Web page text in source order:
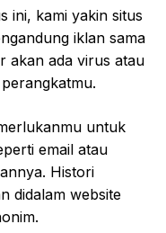
ini, kami yakin situs
iklan sama
akan ada virus atau
untuk
email atau
Histori
didalam website